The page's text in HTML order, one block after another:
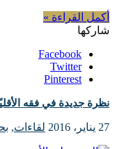
أكمل القراءة »
شاركها
Facebook
Twitter
Pinterest
نظرة جديدة في فقه
27 يناير، 2016 لقاءات,